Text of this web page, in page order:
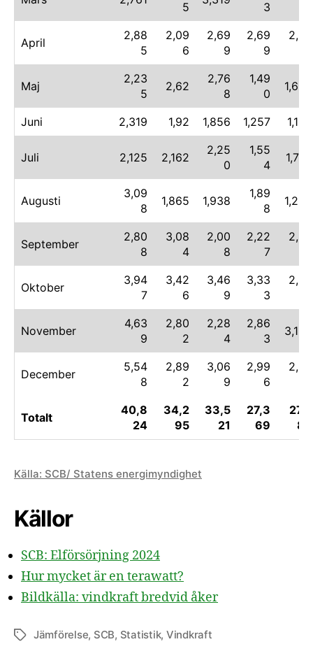
5 3
April
2,88
5
2,09
6
2,69
9
2,69
9
2,50
Maj
2,23
5
2,62
2,76
8
1,49
0
1,668
Juni 2,319 1,92 1,856 1,257 1,152
Juli 2,125 2,162
2,25
0
1,55
4
1,770
Augusti
3,09
8
1,865 1,938
1,89
8
1,204
September
2,80
8
3,08
4
2,00
8
2,22
7
2,36
Oktober
3,94
7
3,42
6
3,46
9
3,33
3
2,22
November
4,63
9
2,80
2
2,28
4
2,86
3
3,120
December
5,54
8
2,89
2
3,06
9
2,99
6
2,03
Totalt
40,8
24
34,2
95
33,5
21
27,3
69
27,5
89
Källa: SCB/ Statens energimyndighet
Källor
SCB: Elförsörjning 2024
Hur mycket är en terawatt?
Bildkälla: vindkraft bredvid åker
EtiketterJämförelse, SCB, Statistik, Vindkraft